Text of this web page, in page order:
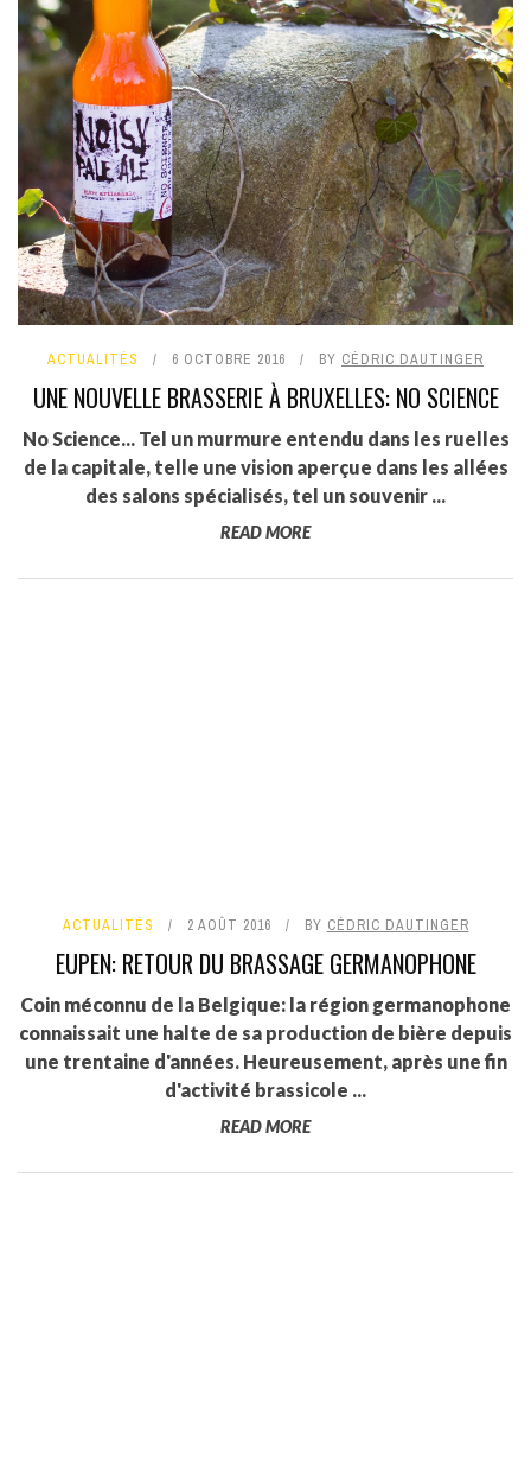
ACTUALITÉS 6 OCTOBRE 2016 BY CÉDRIC DAUTINGER
UNE NOUVELLE BRASSERIE À BRUXELLES: NO SCIENCE
No Science... Tel un murmure entendu dans les ruelles
de la capitale, telle une vision aperçue dans les allées
des salons spécialisés, tel un souvenir ...
READ MORE
ACTUALITÉS 2 AOÛT 2016 BY CÉDRIC DAUTINGER
EUPEN: RETOUR DU BRASSAGE GERMANOPHONE
Coin méconnu de la Belgique: la région germanophone
connaissait une halte de sa production de bière depuis
une trentaine d'années. Heureusement, après une fin
d'activité brassicole ...
READ MORE